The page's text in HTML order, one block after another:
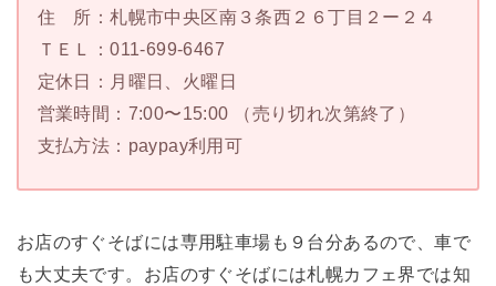
住 所：札幌市中央区南３条西２６丁目２ー２４
ＴＥＬ：011-699-6467
定休日：月曜日、火曜日
営業時間：7:00〜15:00 （売り切れ次第終了）
支払方法：paypay利用可
お店のすぐそばには専用駐車場も９台分あるので、車で
も大丈夫です。お店のすぐそばには札幌カフェ界では知